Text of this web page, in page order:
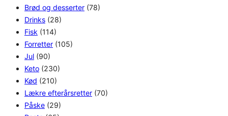
Brød og desserter (78)
Drinks (28)
Fisk (114)
Forretter (105)
Jul (90)
Keto (230)
Kød (210)
Lækre efterårsretter (70)
Påske (29)